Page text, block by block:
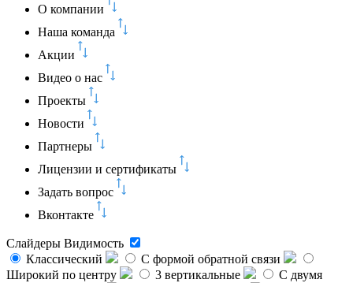
О компании
Наша команда
Акции
Видео о нас
Проекты
Новости
Партнеры
Лицензии и сертификаты
Задать вопрос
Вконтакте
Слайдеры Видимость
Классический
C формой обратной связи
Широкий по центру
3 вертикальные
С двумя